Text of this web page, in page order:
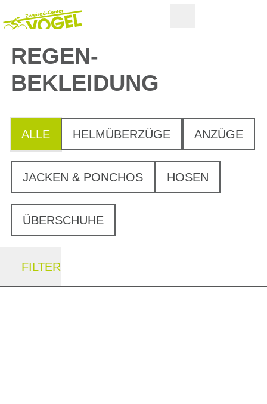
REGEN-
BEKLEIDUNG
ALLE HELMÜBERZÜGE ANZÜGE
JACKEN & PONCHOS HOSEN
ÜBERSCHUHE
FILTER